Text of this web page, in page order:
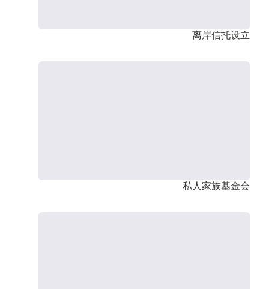
离岸信托设立
私人家族基金会